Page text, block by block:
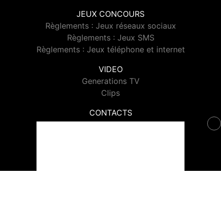
JEUX CONCOURS
Règlements : Jeux réseaux sociaux
Règlements : Jeux SMS
Règlements : Jeux téléphone et internet
VIDEO
Generations TV
Clips
CONTACTS
Contacter Generations